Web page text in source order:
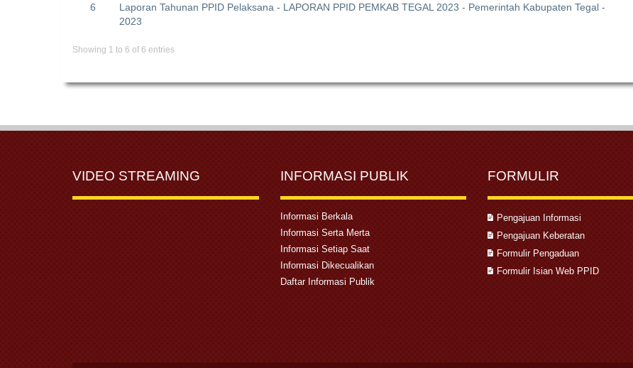
6
Laporan Tahunan PPID Pelaksana - LAPORAN PPID PEMKAB TEGAL 2023 - Pemerintah Kabupaten Tegal -
2023
Showing 1 to 6 of 6 entries
VIDEO STREAMING INFORMASI PUBLIK
Informasi Berkala
Informasi Serta Merta
Informasi Setiap Saat
Informasi Dikecualikan
Daftar Informasi Publik
FORMULIR
Pengajuan Informasi
Pengajuan Keberatan
Formulir Pengaduan
Formulir Isian Web PPID